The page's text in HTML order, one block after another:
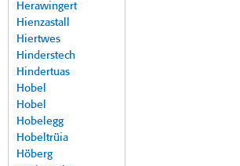
Herawingert
Hienzastall
Hiertwes
Hinderstech
Hindertuas
Hobel
Hobel
Hobelegg
Hobeltrüia
Höberg